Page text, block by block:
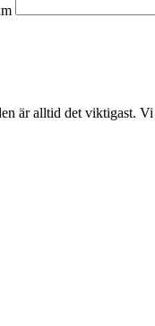
är alltid det viktigast.